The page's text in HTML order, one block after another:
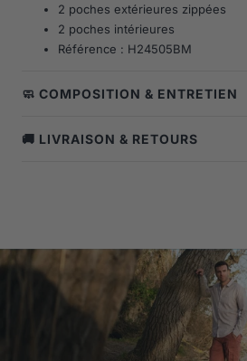
2 poches extérieures zippées
2 poches intérieures
Référence : H24505BM
🧼 COMPOSITION & ENTRETIEN
🚚 LIVRAISON & RETOURS